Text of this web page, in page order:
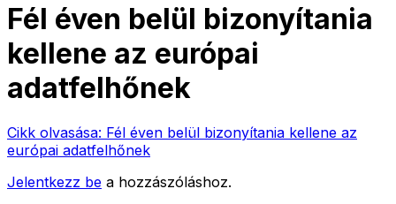
Fél éven belül bizonyítania
kellene az európai
adatfelhőnek
Cikk olvasása: Fél éven belül bizonyítania kellene az
európai adatfelhőnek
Jelentkezz be a hozzászóláshoz.